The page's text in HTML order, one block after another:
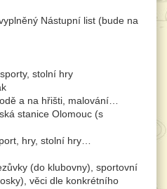
Nástupní list (bude na
stolní hry
a na hřišti, malování…
stanice Olomouc (s
hry, stolní hry…
(do klubovny), sportovní
věci dle konkrétního